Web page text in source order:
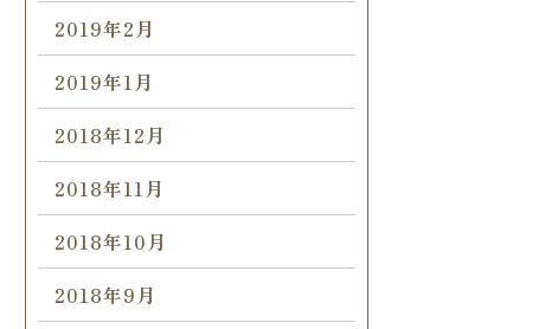
2019年2月
2019年1月
2018年12月
2018年11月
2018年10月
2018年9月